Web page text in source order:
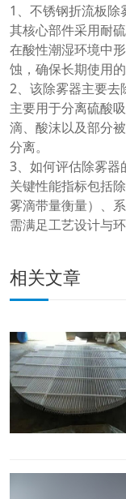
1、不锈钢折流板除
其核心部件采用耐
在酸性潮湿环境中
蚀，确保长期使用的
2、该除雾器主要去
主要用于分离硫酸
滴、酸沫以及部分
分离。
3、如何评估除雾器
关键性能指标包括
雾滴带量衡量）、
需满足工艺设计与
相关文章